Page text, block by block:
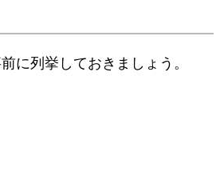
に列挙しておきましょう。